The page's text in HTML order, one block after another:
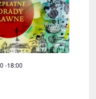
p
o
w
c
j
a
-18:00